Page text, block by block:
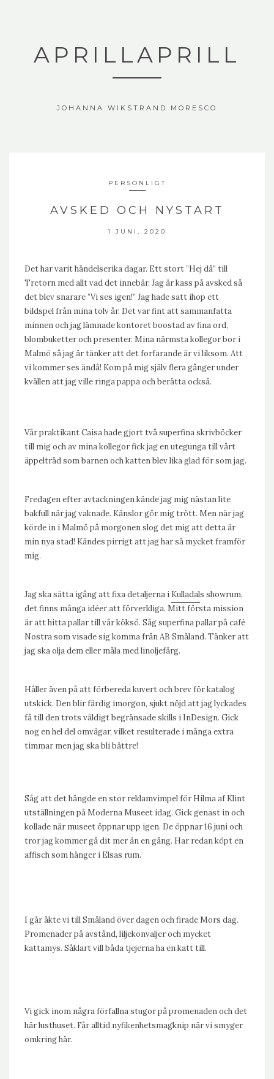
APRILLAPRILL
JOHANNA WIKSTRAND MORESCO
PERSONLIGT
AVSKED OCH NYSTART
1 JUNI, 2020
Det har varit händelserika dagar. Ett stort ”Hej då” till
Tretorn med allt vad det innebär. Jag är kass på avsked så
det blev snarare ”Vi ses igen!” Jag hade satt ihop ett
bildspel från mina tolv år. Det var fint att sammanfatta
minnen och jag lämnade kontoret boostad av fina ord,
blombuketter och presenter. Mina närmsta kollegor bor i
Malmö så jag är tänker att det forfarande är vi liksom. Att
vi kommer ses ändå! Kom på mig själv flera gånger under
kvällen att jag ville ringa pappa och berätta också.
Vår praktikant Caisa hade gjort två superfina skrivböcker
till mig och av mina kollegor fick jag en utegunga till vårt
äppelträd som barnen och katten blev lika glad för som jag.
Fredagen efter avtackningen kände jag mig nästan lite
bakfull när jag vaknade. Känslor gör mig trött. Men när jag
körde in i Malmö på morgonen slog det mig att detta är
min nya stad! Kändes pirrigt att jag har så mycket framför
mig.
Jag ska sätta igång att fixa detaljerna i Kulladals showrum,
det finns många idéer att förverkliga. Mitt första mission
är att hitta pallar till vår köksö. Såg superfina pallar på café
Nostra som visade sig komma från AB Småland. Tänker att
jag ska olja dem eller måla med linoljefärg.
Håller även på att förbereda kuvert och brev för katalog
utskick. Den blir färdig imorgon, sjukt nöjd att jag lyckades
få till den trots väldigt begränsade skills i InDesign. Gick
nog en hel del omvägar, vilket resulterade i många extra
timmar men jag ska bli bättre!
Såg att det hängde en stor reklamvimpel för Hilma af Klint
utställningen på Moderna Museet idag. Gick genast in och
kollade när museet öppnar upp igen. De öppnar 16 juni och
tror jag kommer gå dit mer än en gång. Har redan köpt en
affisch som hänger i Elsas rum.
I går åkte vi till Småland över dagen och firade Mors dag.
Promenader på avstånd, liljekonvaljer och mycket
kattamys. Såklart vill båda tjejerna ha en katt till.
Vi gick inom några förfallna stugor på promenaden och det
här lusthuset. Får alltid nyfikenhetsmagknip när vi smyger
omkring här.